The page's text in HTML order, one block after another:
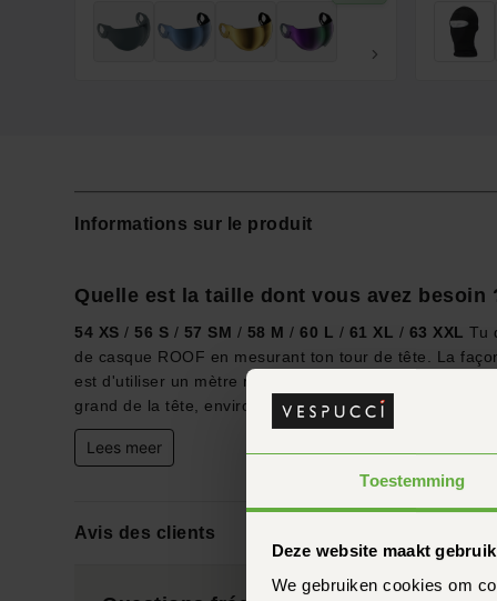
Toestemming
Deze website maakt
We gebruiken cookies om
Informations sur le produit
Quelle est la taille dont vous avez besoin
54 XS / 56 S / 57 SM / 58 M /60 L / 61 XL / 63 XXL Tu
de casque ROOF en mesurant ton tour de tête. La
est d'utiliser un mètre ruban. Le point de mesure est le
grand de la tête, environ 1 à 2...
Lees meer
Avis des clients